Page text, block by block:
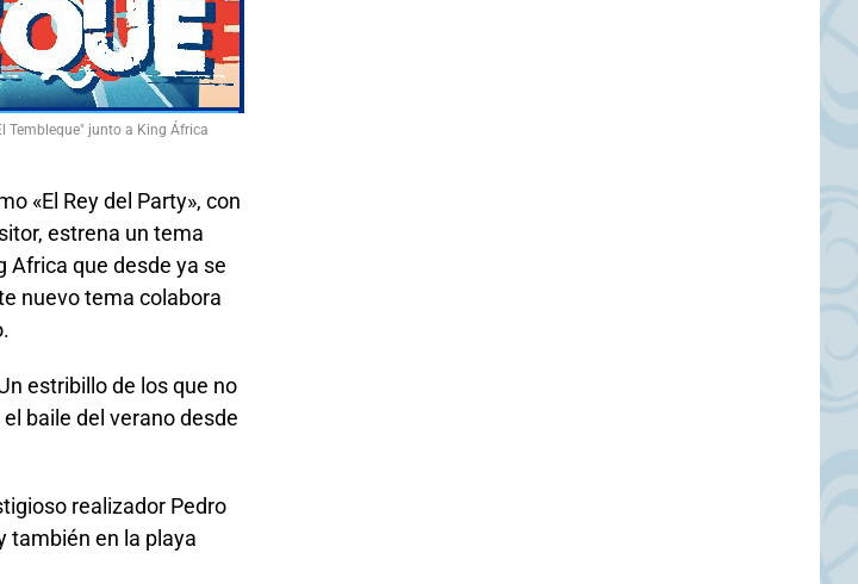
Tembleque" junto a King África
«El Rey del Party», con
estrena un tema
Africa que desde ya se
nuevo tema colabora
estribillo de los que no
baile del verano desde
realizador Pedro
también en la playa